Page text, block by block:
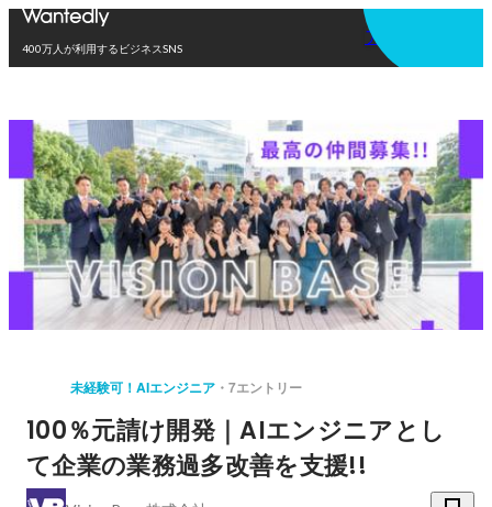
400万人が利用するビジネスSNS
アプリを使う
未経験可！AIエンジニア 7エントリー
100％元請け開発｜AIエンジニアとし
て企業の業務過多改善を支援!!